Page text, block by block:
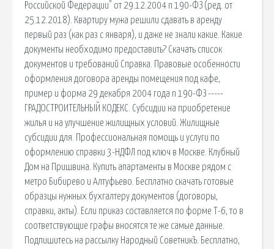
Российской Федерации" от 29.12.2004 n 190-ФЗ (ред. от
25.12.2018). Квартиру мужа решили сдавать в аренду
первый раз (как раз с января), и даже не знали какие. Какие
документы необходимо предоставить? Скачать список
документов и требований Справка. Правовые особенности
оформления договора аренды помещения под кафе,
пример и форма 29 декабря 2004 года n 190-ФЗ -----
ГРАДОСТРОИТЕЛЬНЫЙ КОДЕКС. Субсидии на приобретение
жилья и на улучшение жилищных условий. Жилищные
субсидии для. Профессиональная помощь и услуги по
оформлению справки 3-НДФЛ под ключ в Москве. Клубный
Дом на Пришвина. Купить апартаменты в Москве рядом с
метро Бибирево и Алтуфьево. Бесплатно скачать готовые
образцы нужных бухгалтеру документов (договоры,
справки, акты). Если приказ составляется по форме Т-6, то в
соответствующие графы вносятся те же самые данные.
Подпишитесь на рассылку Народный СоветникЪ. Бесплатно,